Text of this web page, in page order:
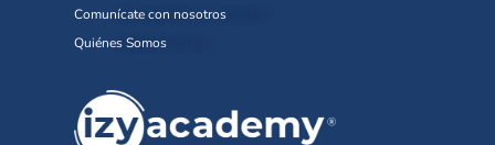
Comunícate con nosotros
Quiénes Somos